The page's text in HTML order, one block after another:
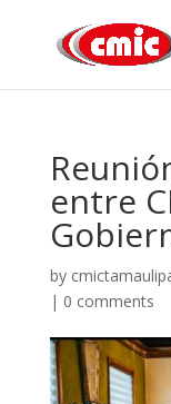
entre
by
| 0 comments